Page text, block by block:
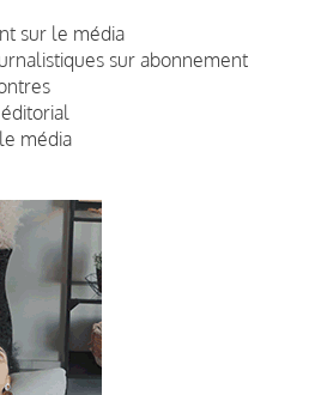
sur le média
sur abonnement
média